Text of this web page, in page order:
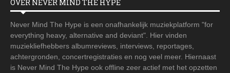
OVER NEVER MIND THE HYPE
Never Mind The Hype is een onafhankelijk muziekplatform "for
everything heavy, alternative and deviant". Hier vinden
muziekliefhebbers albumreviews, interviews, reportages,
achtergronden, concertregistraties en nog veel meer. Hiernaast
is Never Mind The Hype ook offline zeer actief met het opzetten